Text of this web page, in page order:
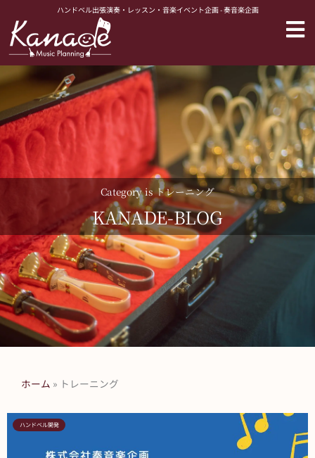
ス
キ
プ
ハンドベル出張演奏・レッスン・音楽イベント企画 - 奏音楽企画
Category is トレーニング
KANADE-BLOG
ホーム » トレーニング
ハンドベル開発